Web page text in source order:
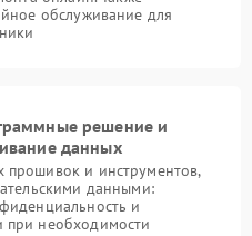
обслуживание для
решение и
данных
и инструментов,
данными:
и
при необходимости